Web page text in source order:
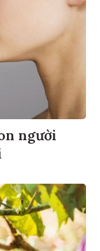
người